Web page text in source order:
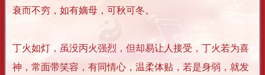
衰而不穷，如有嫡母，可秋可冬。
丁火如灯，虽没丙火强烈，但却易让人接受，丁火若为喜
神，常面带笑容，有同情心，温柔体贴，若是身弱，就发